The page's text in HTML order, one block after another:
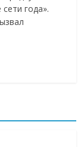
года».